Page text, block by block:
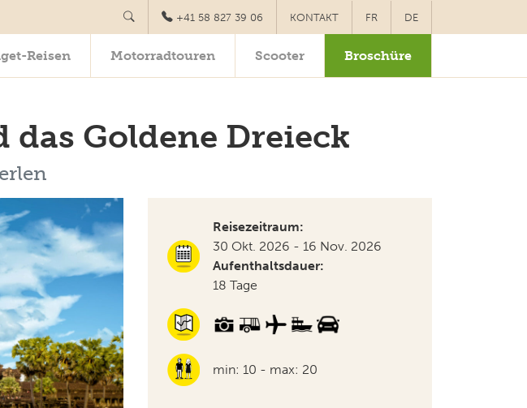
+41 58 827 39 06 KONTAKT FR DE
Reisen Motorradtouren Scooter Broschüre
das Goldene Dreieck
Reisezeitraum:
30 Okt. 2026 - 16 Nov. 2026
Aufenthaltsdauer:
18 Tage
min: 10 - max: 20